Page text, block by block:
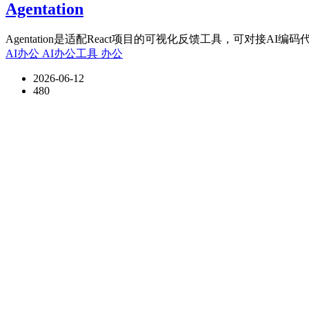
Agentation
Agentation是适配React项目的可视化反馈工具，可对接AI编码
AI办公 AI办公工具 办公
2026-06-12
480